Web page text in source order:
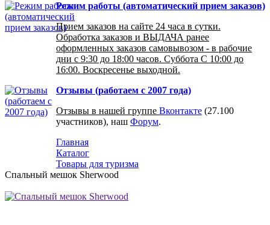
Режим работы (автоматический прием заказов)
Прием заказов на сайте 24 часа в сутки.
Обработка заказов и ВЫДАЧА ранее
оформленных заказов самовывозом - в рабочие
дни с 9:30 до 18:00 часов. Суббота С 10:00 до
16:00. Воскресенье выходной.
Отзывы (работаем с 2007 года)
Отзывы в нашей группе Вконтакте (27.100
участников), наш Форум.
Главная
Каталог
Товары для туризма
Спальный мешок Sherwood